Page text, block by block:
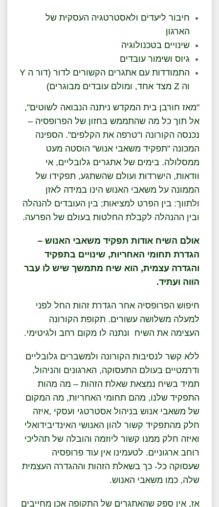
חיבור ליעדים ולאסטרטגיה העסקית של
הארגון
שינויים בטכנולוגיה
גיוס ושימור עובדים
התמודדות עם אתגרים הקשורים לדור (דור ה Y
וה Z מצד אחד, ומולם עובדים מבוגרים)
"מאז חורבן בית המקדש ניתנה הנבואה לשוטים",
אל תוך כל מה שהתממש בחזון של הפרופסיה –
נכנסה הקורונה ו"טרפה את הקלפים". הספינה
המכונה "תפקיד משאבי אנוש" הוסטה מעט
ממסלולה. בימים של אתגרים גלובליים, אי
וודאות, הישרדות ועולם שהשתגע, תפקידו של
הממונה על משאבי האנוש הינו במידה לאזן
ולתווך: בין הפרט למציאות; בין העובדים להנהלה
ובין ההנהלה לקבלת החלטות בעולם של הפרעה.
אולם השיח אודות תפקיד משאבי האנוש –
הגדרת תחומי האחריות, שינויים בתפקיד
והגדרה עצמית, הוא שיח מתמשך שיש לו עבר
הווה ועתיד.
חיפוש הפרופסיה אחר הגדרת זהות החל לפני
למעלה משלושה עשורים. תקופת הקורונה
העצימה את השיח ונתנה לו מקום רחב ולגיטימי.
ללא קשר לנסיבות הקורונה ולמשברים גלובליים
ודרמטיים בעולם התעסוקה, הארגונים והניהול,
תמיד בשיח נמצאת שאלת הזהות – מה מהות
התפקיד שלנו, מהם תחומי האחריות, מה המקום
של משאבי אנוש בניהול אסטרטגי ועסקי ,איזה
חלק מהתפקיד קשור להון האנושי האינדיבידואלי
ואיזה חלק ממנו קשור ליוזמה והובלה של תהליכי
רוחב ארגוניים. לטעמינו אין עוד פרופסיה
שעסוקה כל- כך בשאלת הזהות וההגדרה העצמית
שלה, כמו משאבי האנוש.
אז, אין ספק שהאתגרים של התקופה אכן מחייבים